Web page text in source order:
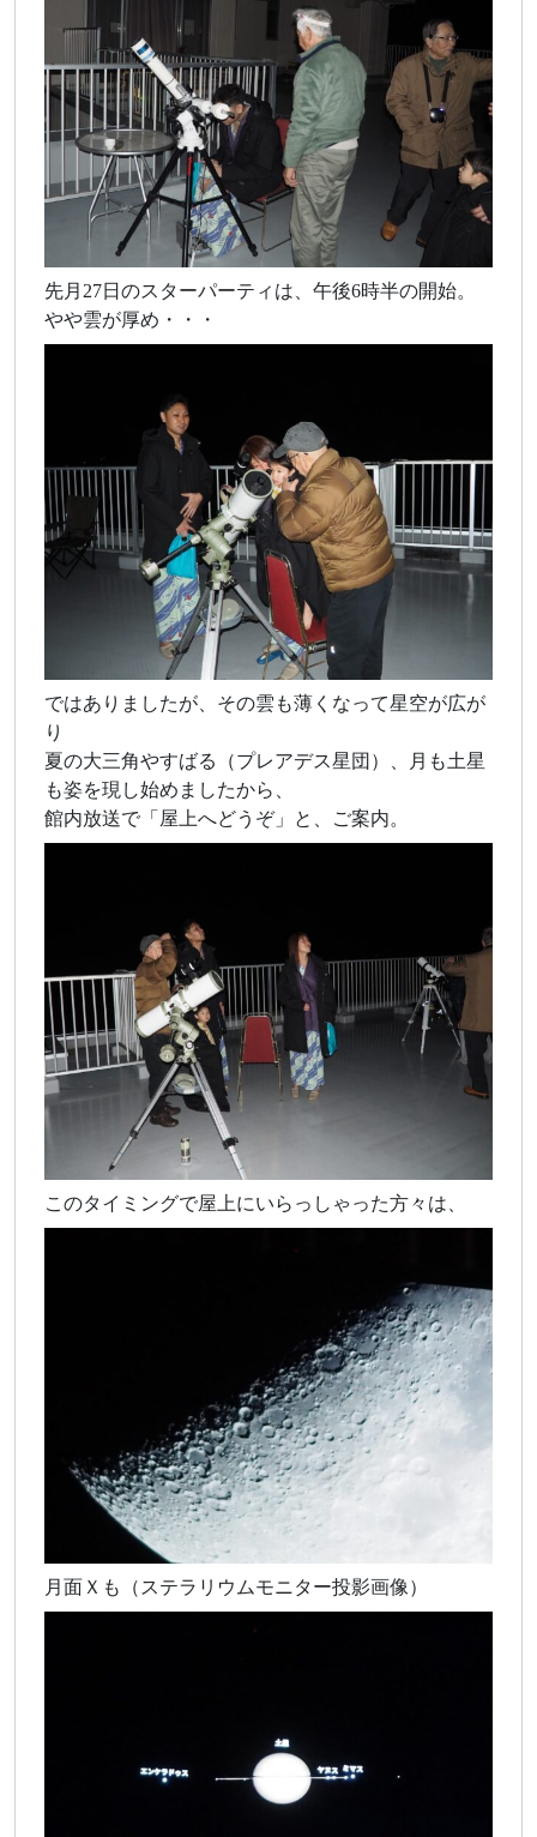
先月27日のスターパーティは、午後6時半の開始。
やや雲が厚め・・・
ではありましたが、その雲も薄くなって星空が広が
り
夏の大三角やすばる（プレアデス星団）、月も土星
も姿を現し始めましたから、
館内放送で「屋上へどうぞ」と、ご案内。
このタイミングで屋上にいらっしゃった方々は、
月面Ｘも（ステラリウムモニター投影画像）